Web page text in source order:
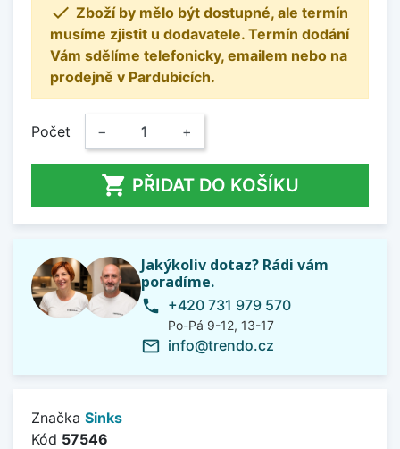
 Zboží by mělo být dostupné, ale termín
musíme zjistit u dodavatele. Termín dodání
Vám sdělíme telefonicky, emailem nebo na
prodejně v Pardubicích.
Počet − +
 PŘIDAT DO KOŠÍKU
Jakýkoliv dotaz? Rádi vám
poradíme.
phone +420 731 979 570
Po-Pá 9-12, 13-17
mail_outline info@trendo.cz
Značka Sinks
Kód 57546